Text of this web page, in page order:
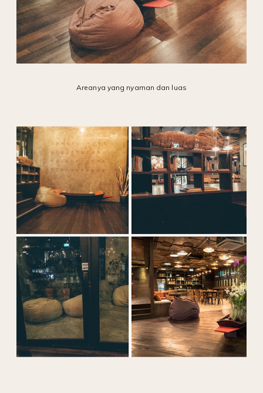
Areanya yang nyaman dan luas